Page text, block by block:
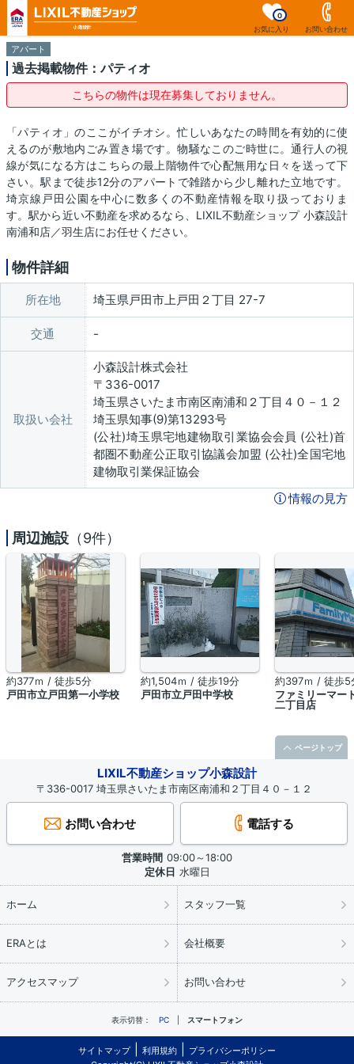
お気に入り
0
お問い合わせ
アパート
過去掲載物件：パティオ
こちらの物件は現在募集しておりません。
「パティオ」のここがイチオシ。忙しいあなたの時間を有効的に使
えるのが敷地内ごみ置き場です。物騒なこのご時世に。通行人の視
線が気になる方はこちらの最上階物件で心配無用な日々を送って下
さい。駅まで徒歩12分のアパートで雑踏から少し離れた立地です。
埼京線戸田公園を中心に数多くの不動産情報を取り扱っておりま
す。駅から近い不動産を求めるなら、LIXIL不動産ショップ 小森設計
南浦和店／羽生店にお任せください。
物件詳細
所在地 埼玉県戸田市上戸田２丁目 27-7
交通
取扱い会社
小森設計株式会社
〒336-0017
埼玉県さいたま市南区南浦和２丁目４０－１２
埼玉県知事(9)第13293号
(公社)埼玉県宅地建物取引業協会会員 (公社)首
都圏不動産公正取引協議会加盟 (公社)全国宅地
建物取引業保証協会
情報の見方
周辺施設 （9件）
約377ｍ / 徒歩5分
戸田市立戸田第一小学校
約1,504ｍ / 徒歩19分
戸田市立戸田中学校
約397ｍ / 徒歩5
ファミリーマー
二丁目店
LIXIL不動産ショップ小森設計
〒336-0017 埼玉県さいたま市南区南浦和２丁目４０－１２
お問い合わせ 電話する
営業時間 09:00～18:00
定休日 水曜日
ホーム スタッフ一覧
ERAとは 会社概要
アクセスマップ お問い合わせ
表示切替： PC スマートフォン
サイトマップ 利用規約
プライバシーポリシー
ページトップ